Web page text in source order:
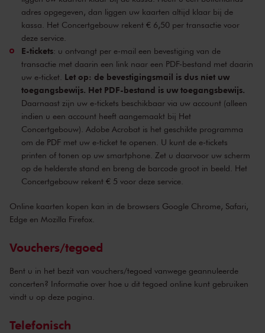
adres opgegeven, dan liggen uw kaarten altijd klaar bij de
kassa. Het Concertgebouw rekent € 6,50 per transactie voor
deze service.
E-tickets: u ontvangt per e-mail een bevestiging van de
transactie met daarin een link naar een PDF-bestand met daarin
uw e-ticket. Let op: de bevestigingsmail is dus níet uw
toegangsbewijs. Het PDF-bestand is uw toegangsbewijs.
Daarnaast zijn uw e-tickets beschikbaar via uw account (alleen
indien u een account heeft aangemaakt bij Het
Concertgebouw). Adobe Acrobat is het geschikte programma
om de PDF met uw e-ticket te openen. U kunt de e-tickets
printen of tonen op uw smartphone. Zet u daarvoor uw scherm
op de helderste stand en breng de barcode groot in beeld. Het
Concertgebouw rekent € 5 voor deze service.
Online kaarten kopen kan in de browsers Google Chrome, Safari,
Edge en Mozilla Firefox.
Vouchers/tegoed
Bent u in het bezit van vouchers/tegoed vanwege geannuleerde
concerten? Informatie over hoe u dit tegoed online kunt gebruiken
vindt u op deze pagina
Telefonisch